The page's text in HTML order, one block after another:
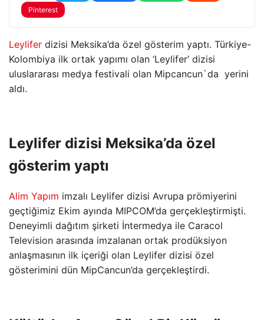
Pinterest
Leylifer dizisi Meksika’da özel gösterim yaptı. Türkiye-
Kolombiya ilk ortak yapımı olan ‘Leylifer’ dizisi
uluslararası medya festivali olan Mipcancun`da yerini
aldı.
Leylifer dizisi Meksika’da özel
gösterim yaptı
Alim Yapım imzalı Leylifer dizisi Avrupa prömiyerini
geçtiğimiz Ekim ayında MIPCOM’da gerçekleştirmişti.
Deneyimli dağıtım şirketi İntermedya ile Caracol
Television arasında imzalanan ortak prodüksiyon
anlaşmasının ilk içeriği olan Leylifer dizisi özel
gösterimini dün MipCancun’da gerçekleştirdi.